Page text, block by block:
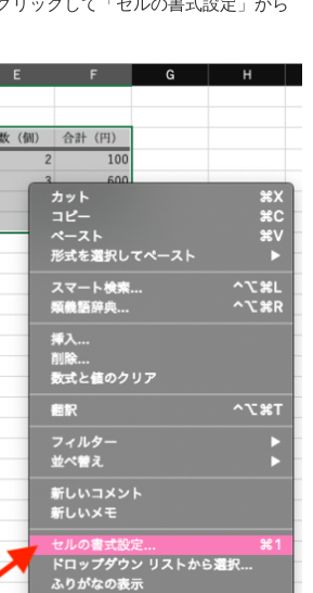
リックして「セルの書式設定」から